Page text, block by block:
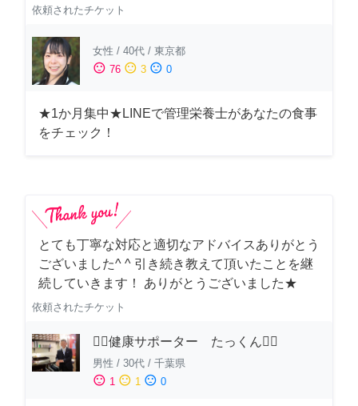
依頼されたチケット
女性 / 40代 / 東京都
sentiment_satisfied 76 sentiment_neutral 3 sentiment_dissatisfied 0
★1か月集中★LINEで管理栄養士があなたの食事
をチェック！
とても丁寧な対応と適切なアドバイスありがとう
ございました^ ^ 引き続き教えて頂いたことを継
続していきます！ ありがとうございました★
依頼されたチケット
🏋️‍♂️健康サポーター たっくん🏋️‍♂️
男性 / 30代 / 千葉県
sentiment_satisfied 1 sentiment_neutral 1 sentiment_dissatisfied 0